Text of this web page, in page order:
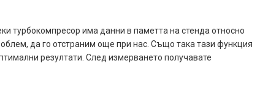
турбокомпресор има данни в паметта на стенда относно
да го отстраним още при нас. Също така тази функция
резултати. След измерването получавате